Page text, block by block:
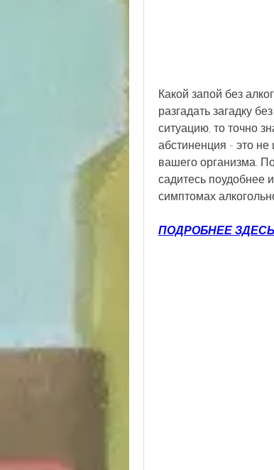
Какой запой без
разгадать загадку
ситуацию, то точно
абстиненция - это
вашего организма.
садитесь поудобнее
симптомах
ПОДРОБНЕЕ ЗДЕСЬ